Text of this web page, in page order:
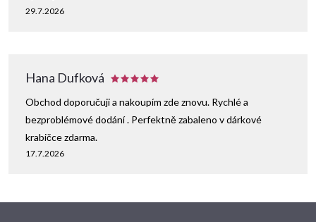
29.7.2026
Hana Dufková
17.7.2026
Obchod doporučuji a nakoupím zde znovu. Rychlé a
bezproblémové dodání . Perfektně zabaleno v dárkové
krabičce zdarma.